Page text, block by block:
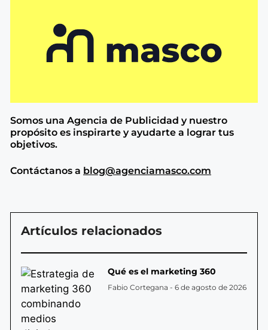
Somos una Agencia de Publicidad y nuestro
propósito es inspirarte y ayudarte a lograr tus
objetivos.
Contáctanos a blog@agenciamasco.com
Artículos relacionados
Qué es el marketing 360
Fabio Cortegana 6 de agosto de 2026